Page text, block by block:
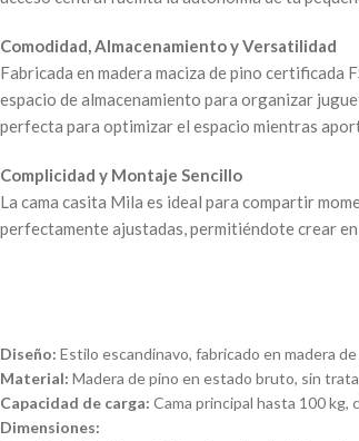
Comodidad, Almacenamiento y Versatilidad
Fabricada en madera maciza de pino
espacio de almacenamiento para organizar
perfecta para optimizar el espacio mientras
Complicidad y Montaje Sencillo
La cama casita Mila es ideal para compartir
perfectamente ajustadas, permitiéndote crear
Diseño: Estilo escandinavo, fabricado en madera de
Material: Madera de pino en estado bruto, sin
Capacidad de carga: Cama principal hasta 100 kg,
Dimensiones: